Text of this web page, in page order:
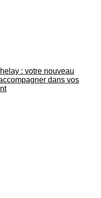
: votre nouveau
dans vos